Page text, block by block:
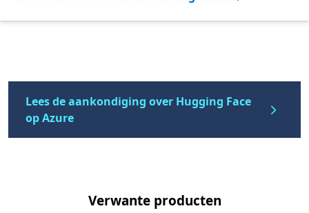
Lees de aankondiging over Hugging Face
op Azure
Verwante producten